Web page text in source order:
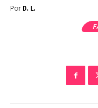
Por D. L.